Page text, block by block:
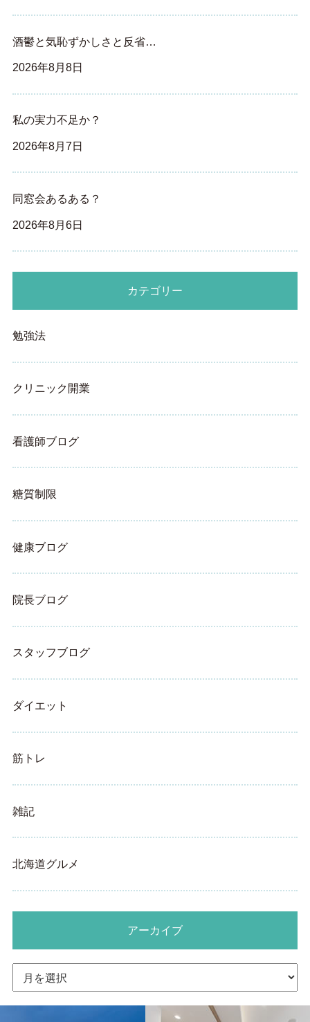
酒鬱と気恥ずかしさと反省…
2026年8月8日
私の実力不足か？
2026年8月7日
同窓会あるある？
2026年8月6日
カテゴリー
勉強法
クリニック開業
看護師ブログ
糖質制限
健康ブログ
院長ブログ
スタッフブログ
ダイエット
筋トレ
雑記
北海道グルメ
アーカイブ
カ
イ